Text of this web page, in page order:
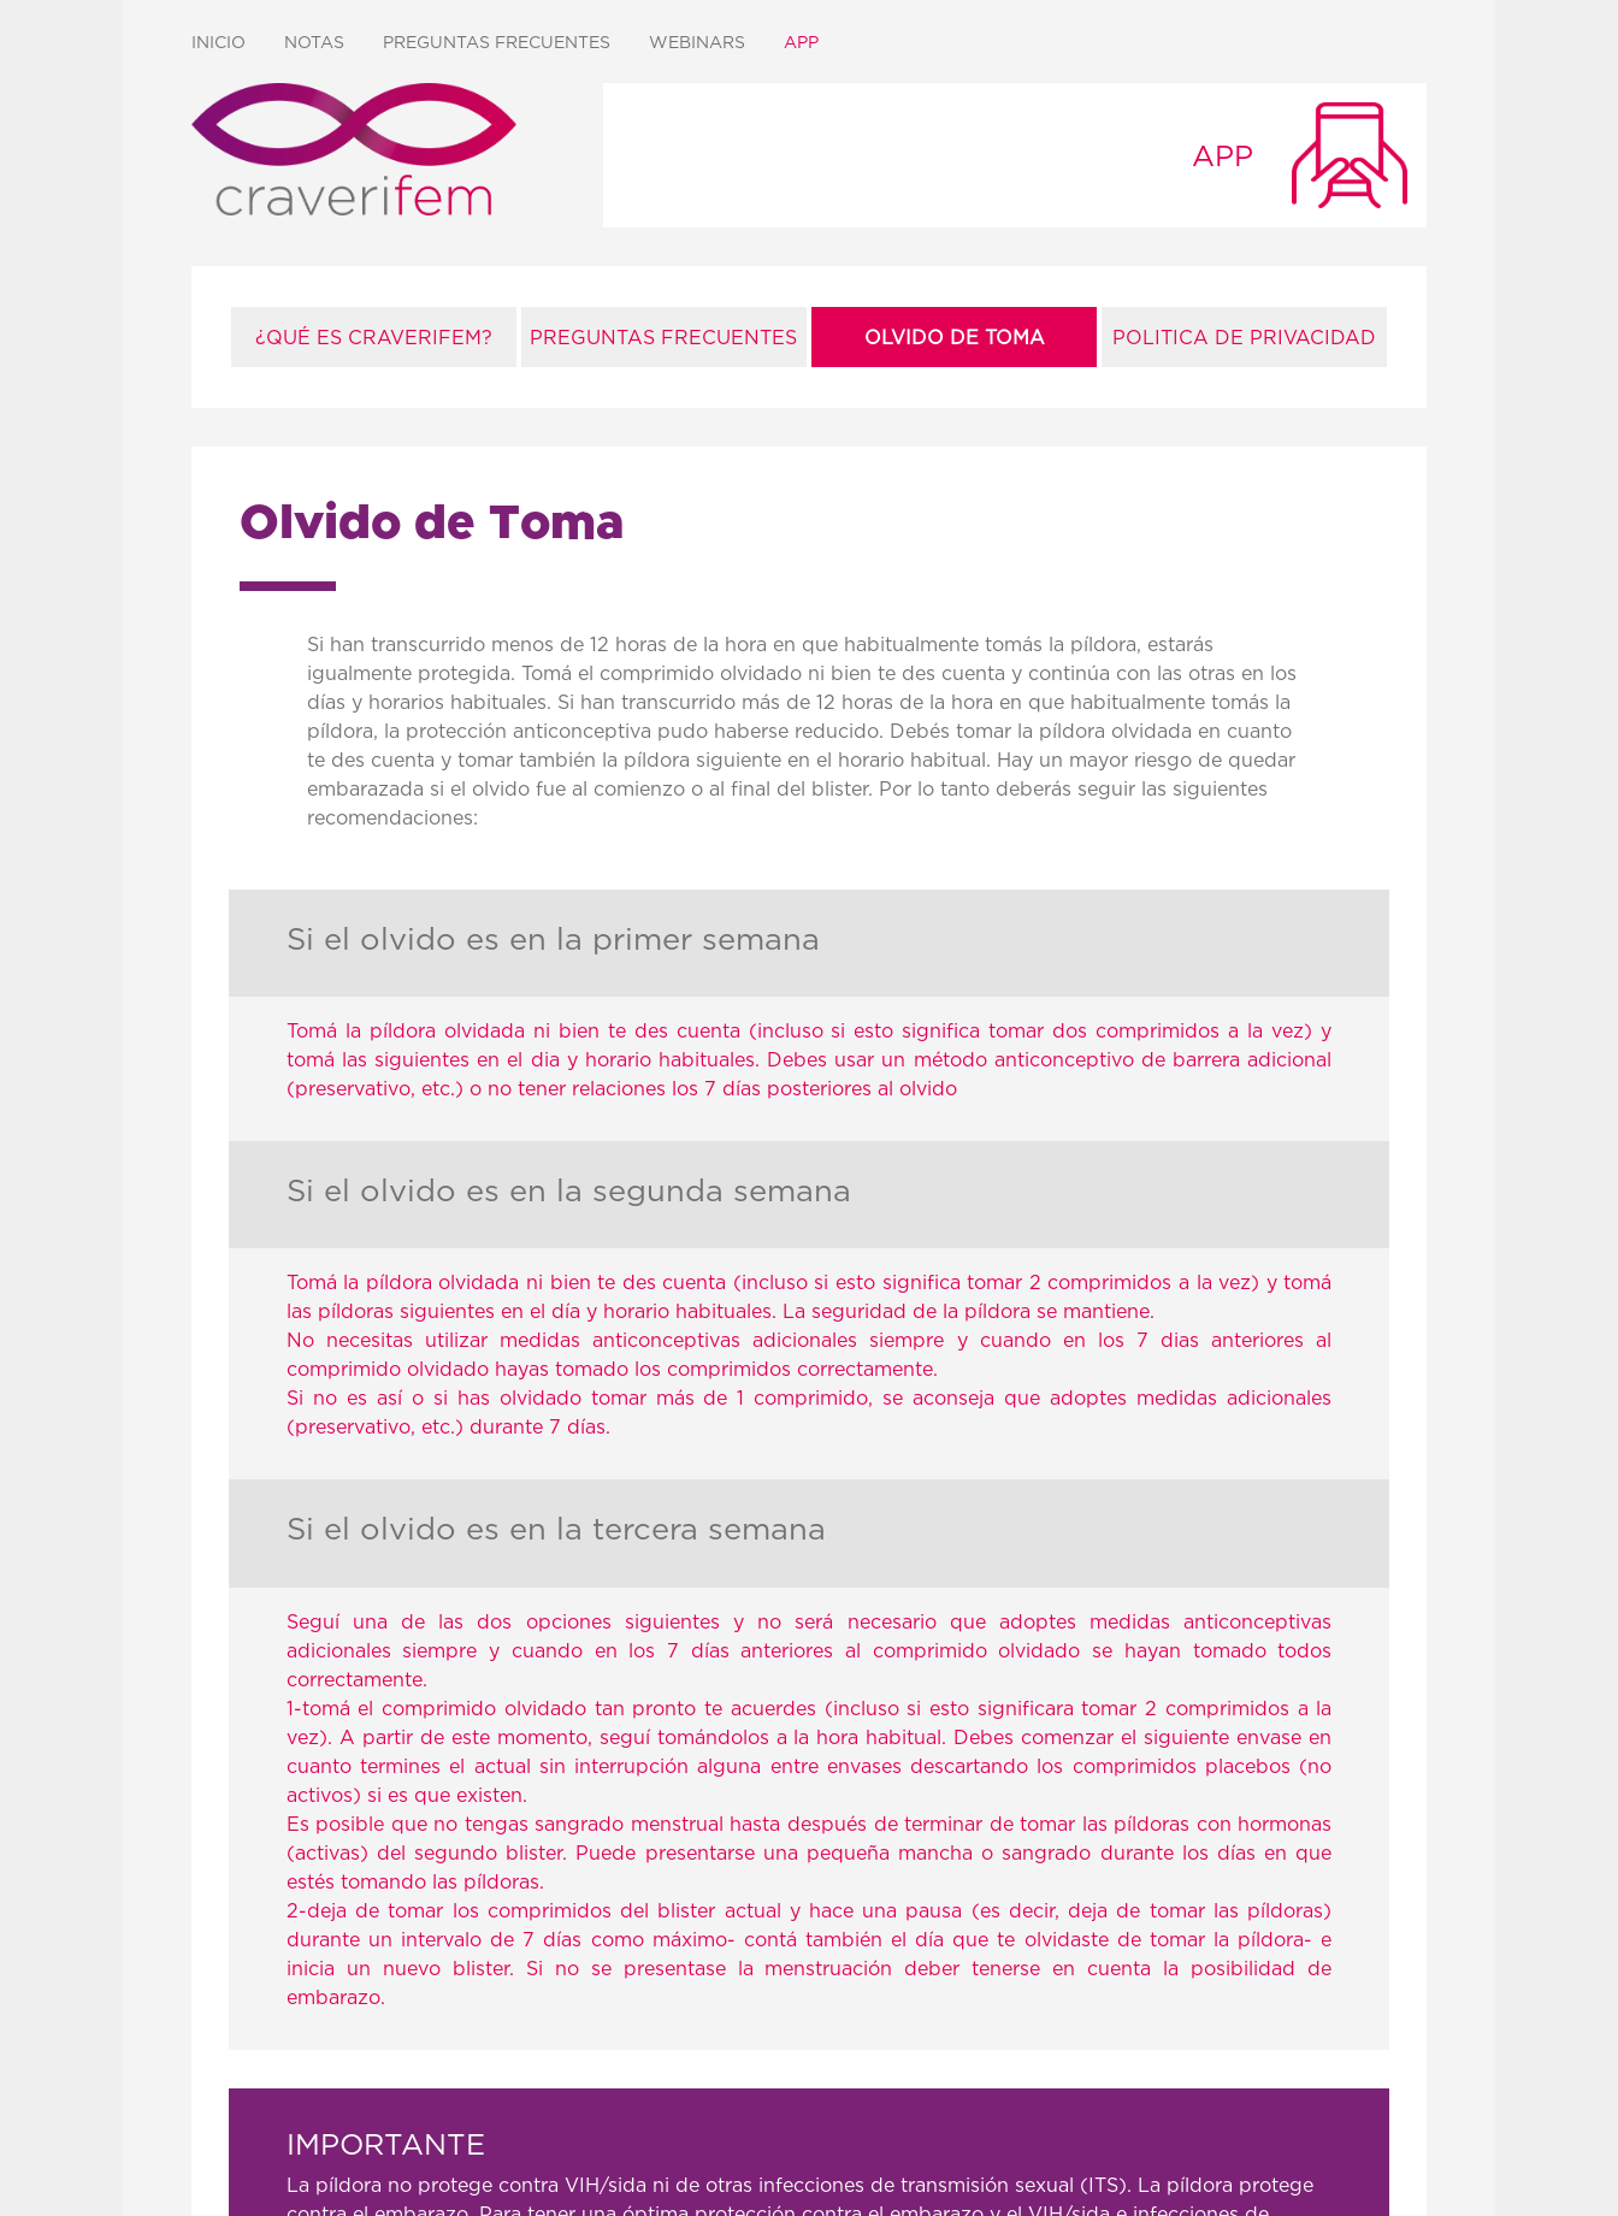
INICIO NOTAS PREGUNTAS FRECUENTES WEBINARS APP
APP
¿QUÉ ES CRAVERIFEM? PREGUNTAS FRECUENTES OLVIDO DE TOMA POLITICA DE PRIVACIDAD
Olvido de Toma
Si han transcurrido menos de 12 horas de la hora en que habitualmente tomás la píldora, estarás
igualmente protegida. Tomá el comprimido olvidado ni bien te des cuenta y continúa con las otras en los
días y horarios habituales. Si han transcurrido más de 12 horas de la hora en que habitualmente tomás la
píldora, la protección anticonceptiva pudo haberse reducido. Debés tomar la píldora olvidada en cuanto
te des cuenta y tomar también la píldora siguiente en el horario habitual. Hay un mayor riesgo de quedar
embarazada si el olvido fue al comienzo o al final del blister. Por lo tanto deberás seguir las siguientes
recomendaciones:
Si el olvido es en la primer semana
Tomá la píldora olvidada ni bien te des cuenta (incluso si esto significa tomar dos comprimidos a la vez) y
tomá las siguientes en el dia y horario habituales. Debes usar un método anticonceptivo de barrera adicional
(preservativo, etc.) o no tener relaciones los 7 días posteriores al olvido
Si el olvido es en la segunda semana
Tomá la píldora olvidada ni bien te des cuenta (incluso si esto significa tomar 2 comprimidos a la vez) y tomá
las píldoras siguientes en el día y horario habituales. La seguridad de la píldora se mantiene.
No necesitas utilizar medidas anticonceptivas adicionales siempre y cuando en los 7 dias anteriores al
comprimido olvidado hayas tomado los comprimidos correctamente.
Si no es así o si has olvidado tomar más de 1 comprimido, se aconseja que adoptes medidas adicionales
(preservativo, etc.) durante 7 días.
Si el olvido es en la tercera semana
Seguí una de las dos opciones siguientes y no será necesario que adoptes medidas anticonceptivas
adicionales siempre y cuando en los 7 días anteriores al comprimido olvidado se hayan tomado todos
correctamente.
1-tomá el comprimido olvidado tan pronto te acuerdes (incluso si esto significara tomar 2 comprimidos a la
vez). A partir de este momento, seguí tomándolos a la hora habitual. Debes comenzar el siguiente envase en
cuanto termines el actual sin interrupción alguna entre envases descartando los comprimidos placebos (no
activos) si es que existen.
Es posible que no tengas sangrado menstrual hasta después de terminar de tomar las píldoras con hormonas
(activas) del segundo blister. Puede presentarse una pequeña mancha o sangrado durante los días en que
estés tomando las píldoras.
2-deja de tomar los comprimidos del blister actual y hace una pausa (es decir, deja de tomar las píldoras)
durante un intervalo de 7 días como máximo- contá también el día que te olvidaste de tomar la píldora- e
inicia un nuevo blister. Si no se presentase la menstruación deber tenerse en cuenta la posibilidad de
embarazo.
IMPORTANTE
La píldora no protege contra VIH/sida ni de otras infecciones de transmisión sexual (ITS). La píldora protege